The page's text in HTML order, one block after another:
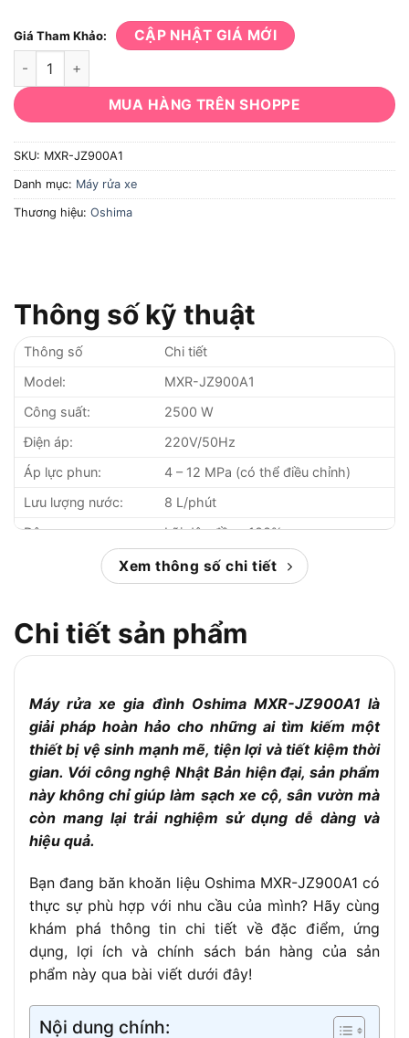
Giá Tham Khảo: CẬP NHẬT GIÁ MỚI
Máy rửa xe gia đình Oshima MXR-JZ900A1 2500W số lượng
MUA HÀNG TRÊN SHOPPE
SKU: MXR-JZ900A1
Danh mục: Máy rửa xe
Thương hiệu: Oshima
Thông số kỹ thuật
Thông số
Chi tiết
Model:
MXR-JZ900A1
Công suất:
2500 W
Điện áp:
220V/50Hz
Áp lực phun:
4 – 12 MPa (có thể điều chỉnh)
Lưu lượng nước:
8 L/phút
Động cơ:
Lõi dây đồng 100%
8 m
Xuất xứ:
Trung Quốc
Bảo hành:
12 tháng
Xem thông số chi tiết
Chi tiết sản phẩm
Máy rửa xe gia đình Oshima MXR-JZ900A1 là
giải pháp hoàn hảo cho những ai tìm kiếm một
thiết bị vệ sinh mạnh mẽ, tiện lợi và tiết kiệm thời
gian. Với công nghệ Nhật Bản hiện đại, sản phẩm
này không chỉ giúp làm sạch xe cộ, sân vườn mà
còn mang lại trải nghiệm sử dụng dễ dàng và
hiệu quả.
Bạn đang băn khoăn liệu Oshima MXR-JZ900A1 có
thực sự phù hợp với nhu cầu của mình? Hãy cùng
khám phá thông tin chi tiết về đặc điểm, ứng
dụng, lợi ích và chính sách bán hàng của sản
phẩm này qua bài viết dưới đây!
Nội dung chính: